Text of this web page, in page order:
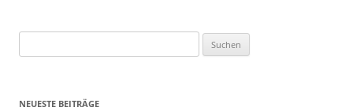
nach:
NEUESTE BEITRÄGE